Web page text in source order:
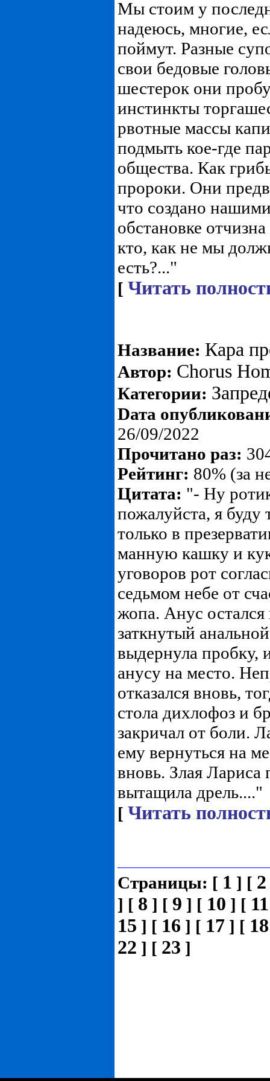
Мы стоим у
надеюсь, многие,
поймут. Разные
свои бедовые
шестерок они
инстинкты
рвотные массы
подмыть кое-где
общества. Как
пророки. Они
что создано
обстановке
кто, как не мы
есть?..."
[ Читать
Название: Кара
Автор: Chorus
Категории:
Dата
26/09/2022
Прочитано раз:
Рейтинг: 80% (за
Цитата: "- Ну
пожалуйста, я буду
только в
манную кашку и
уговоров рот
седьмом небе от
жопа. Анус остался
заткнутый
выдернула пробку,
анусу на место.
отказался вновь,
стола дихлофоз и
закричал от боли.
ему вернуться на
вновь. Злая Лариса
вытащила дрель...."
[ Читать
Страницы: [ 1 ] [ 2
] [ 8 ] [ 9 ] [ 10 ] [ 11
15 ] [ 16 ] [ 17 ] [ 18
22 ] [ 23 ]